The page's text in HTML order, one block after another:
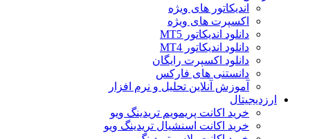
اندیکاتور های ویژه
اکسپرت های ویژه
دانلود اندیکاتور MT5
دانلود اندیکاتور MT4
دانلود اکسپرت رایگان
دانستنی های فارکس
آموزش آنلاین تحلیل و نرم افزار
ارزدیجیتال
خرید اکانت پریمویم تریدینگ ویو
خرید اکانت اسنشیال تریدینگ ویو